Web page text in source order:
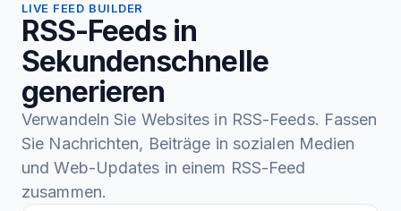
LIVE FEED BUILDER
RSS-Feeds in
Sekundenschnelle
generieren
Verwandeln Sie Websites in RSS-Feeds. Fassen
Sie Nachrichten, Beiträge in sozialen Medien
und Web-Updates in einem RSS-Feed
zusammen.